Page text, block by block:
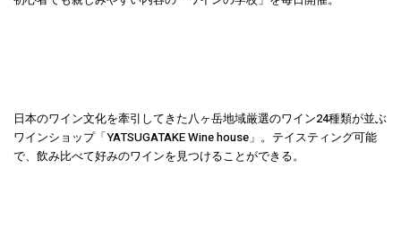
日本のワイン文化を牽引してきた八ヶ岳地域厳選のワイン24種類が並ぶ
ワインショップ「YATSUGATAKE Wine house」。テイスティング可能
で、飲み比べて好みのワインを見つけることができる。